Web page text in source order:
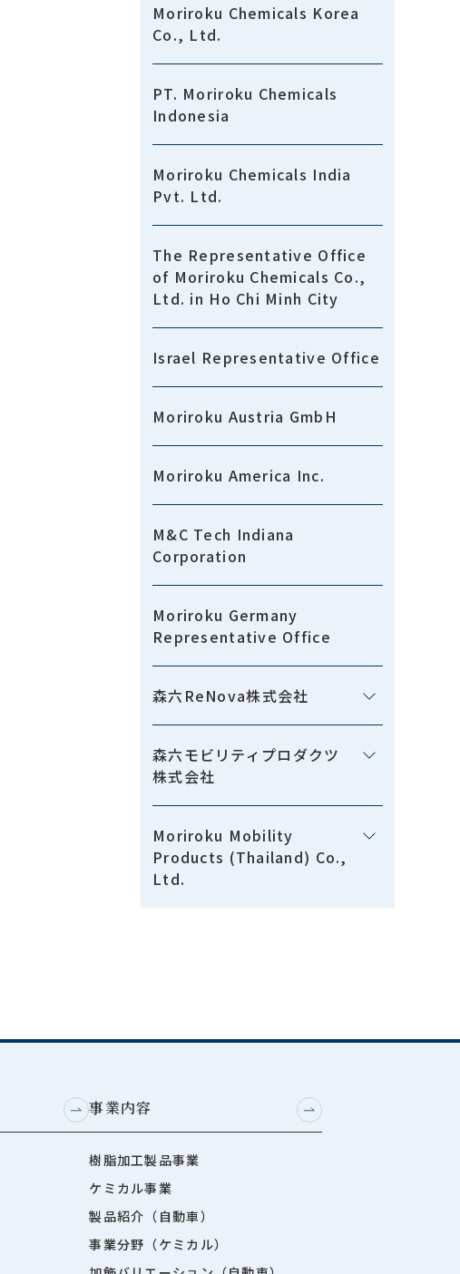
Moriroku Chemicals Korea
Co., Ltd.
PT. Moriroku Chemicals
Indonesia
Moriroku Chemicals India
Pvt. Ltd.
The Representative Office
of Moriroku Chemicals Co.,
Ltd. in Ho Chi Minh City
Israel Representative Office
Moriroku Austria GmbH
Moriroku America Inc.
M&C Tech Indiana
Corporation
Moriroku Germany
Representative Office
森六ReNova株式会社
森六モビリティプロダクツ
株式会社
Moriroku Mobility
Products (Thailand) Co.,
Ltd.
事業内容
樹脂加工製品事業
ケミカル事業
製品紹介（自動車）
事業分野（ケミカル）